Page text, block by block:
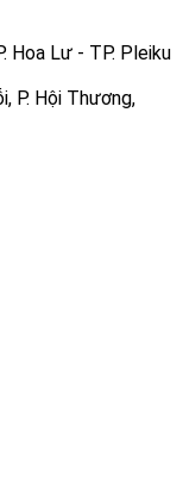
Hoa Lư - TP. Pleiku
P. Hội Thương,